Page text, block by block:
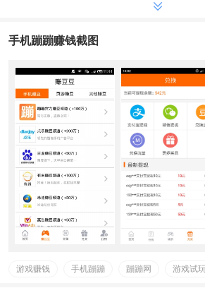
免费下载和安裝，就可以轻轻松松领到金币奖
3、免费试玩动态性：随时随地掌握蹦
动态性及奖赏派发。省时省力，一切了如指掌
4、手机提现：进到手机领奖频道栏
现，让我们一起甩开电脑上的束缚，想提就提
5、我的蹦蹦:随时查询金币明细，提现情
【联系官方】
蹦蹦网管理员QQ号：1259957893 微信
手机蹦蹦赚钱截图
游戏赚钱 手机蹦蹦 蹦蹦网 游戏试